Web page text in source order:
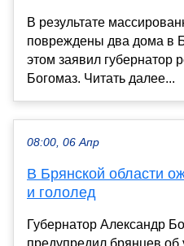
В результате
повреждены два дома в
этом заявил губернатор
Богомаз. Читать далее...
08:00, 06 Апр
В Брянской области
и гололед
Губернатор Александр